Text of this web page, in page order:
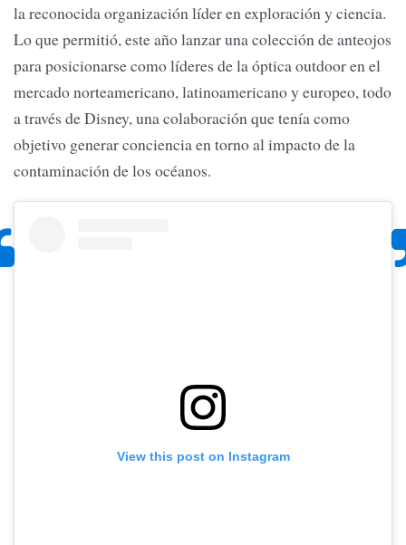
la reconocida organización líder en exploración y ciencia.
Lo que permitió, este año lanzar una colección de anteojos
para posicionarse como líderes de la óptica outdoor en el
mercado norteamericano, latinoamericano y europeo, todo
a través de Disney, una colaboración que tenía como
objetivo generar conciencia en torno al impacto de la
contaminación de los océanos.
View this post on Instagram